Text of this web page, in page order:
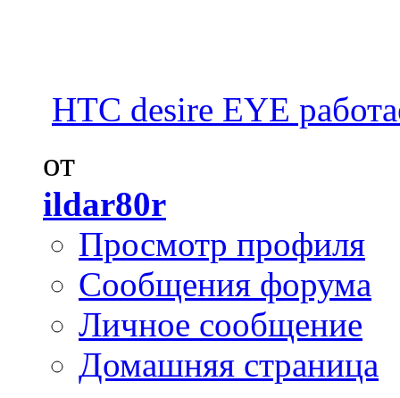
HTC desire EYE
от
ildar80r
Просмотр профиля
Сообщения форума
Личное сообщение
Домашняя страница